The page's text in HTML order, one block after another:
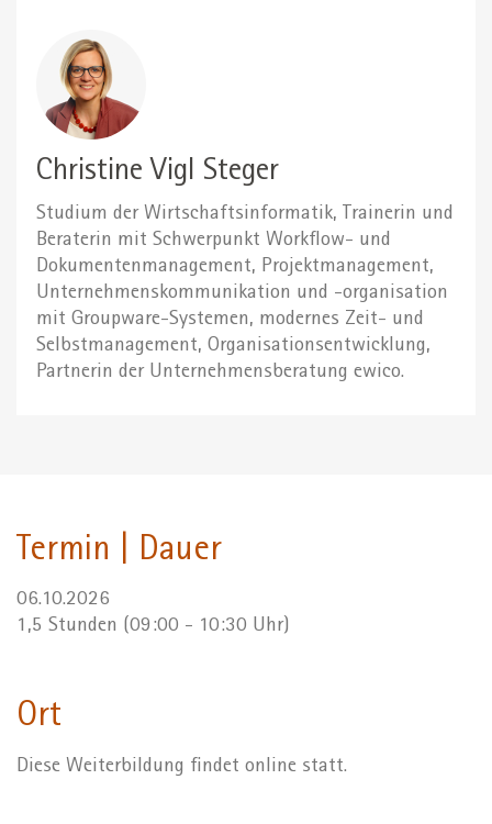
Christine Vigl Steger
Studium der Wirtschaftsinformatik, Trainerin und
Beraterin mit Schwerpunkt Workflow- und
Dokumentenmanagement, Projektmanagement,
Unternehmenskommunikation und -organisation
mit Groupware-Systemen, modernes Zeit- und
Selbstmanagement, Organisationsentwicklung,
Partnerin der Unternehmensberatung ewico.
Termin | Dauer
06.10.2026
1,5 Stunden (09:00 - 10:30 Uhr)
Ort
Diese Weiterbildung findet online statt.